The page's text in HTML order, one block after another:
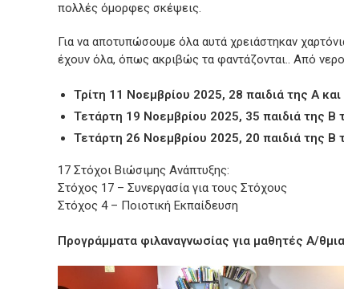
πολλές όμορφες σκέψεις.
Για να αποτυπώσουμε όλα αυτά χρειάστηκαν
έχουν όλα, όπως ακριβώς τα φαντάζονται.. Από
Τρίτη 11 Νοεμβρίου 2025, 28 παιδιά της Α
Τετάρτη 19 Νοεμβρίου 2025, 35 παιδιά της Β
Τετάρτη 26 Νοεμβρίου 2025, 20 παιδιά της Β
17 Στόχοι Βιώσιμης Ανάπτυξης:
Στόχος 17 – Συνεργασία για τους Στόχους
Στόχος 4 – Ποιοτική Εκπαίδευση
Προγράμματα φιλαναγνωσίας για μαθητές Α/